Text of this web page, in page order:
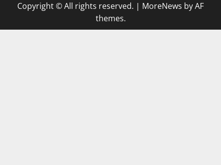
Copyright © All rights reserved. | MoreNews by AF
themes.